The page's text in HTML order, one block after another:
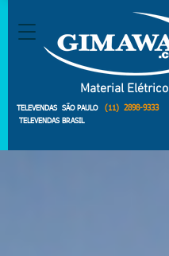
TELEVENDAS SÃO PAULO (11) 2898-9333
TELEVENDAS BRASIL
Material Elétrico